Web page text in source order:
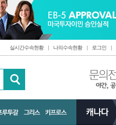
실시간수속현황 | 나의수속현황 | 로그인 |